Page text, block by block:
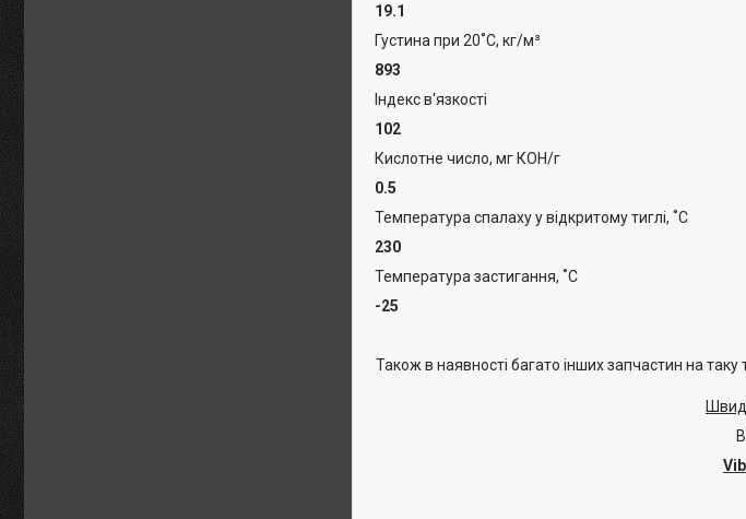
19.1
Густина при 20˚С, кг/м³
893
Індекс в'язкості
102
Кислотне число, мг КОН/г
0.5
Температура спалаху у відкритому тиглі, ˚С
230
Температура застигання, ˚С
-25
Також в наявності багато інших запчастин на таку